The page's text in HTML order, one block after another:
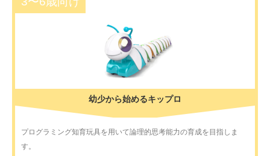
幼少から始めるキップロ
プログラミング知育玩具を用いて論理的思考能力の育成を目指しま
す。